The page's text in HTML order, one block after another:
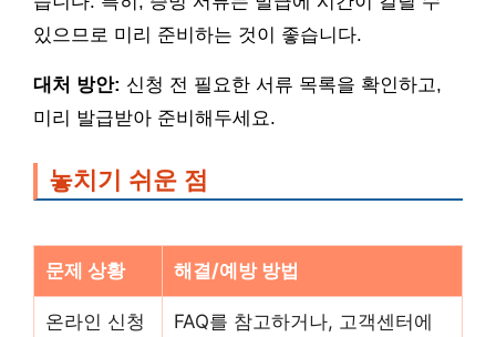
있으므로 미리 준비하는 것이 좋습니다.
대처 방안: 신청 전 필요한 서류 목록을 확인하고,
미리 발급받아 준비해두세요.
놓치기 쉬운 점
문제 상황 해결/예방 방법
온라인 신청
FAQ를 참고하거나, 고객센터에